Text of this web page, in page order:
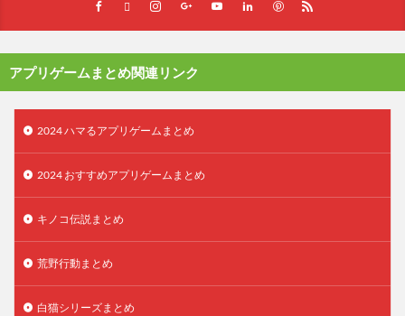
アプリゲームまとめ関連リンク
2024 ハマるアプリゲームまとめ
2024 おすすめアプリゲームまとめ
キノコ伝説まとめ
荒野行動まとめ
白猫シリーズまとめ